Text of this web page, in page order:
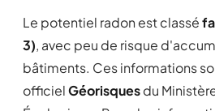
Le potentiel radon est classé
3), avec peu de risque
bâtiments. Ces informations
officielGéorisquesdu